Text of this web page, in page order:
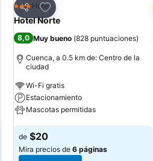
Compartir
Agregar a favoritos
3 Estrellas
Hotel
Hotel Norte
8,0 Muy bueno (828 puntuaciones)
Cuenca, a 0.5 km de: Centro de la
ciudad
Wi-Fi gratis
Estacionamiento
Mascotas permitidas
Ver precios
de $20
Mira precios de 6 páginas